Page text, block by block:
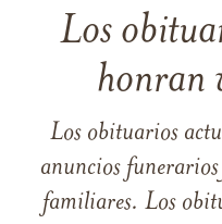
Los
honran
Los obituarios
anuncios
familiares. Los